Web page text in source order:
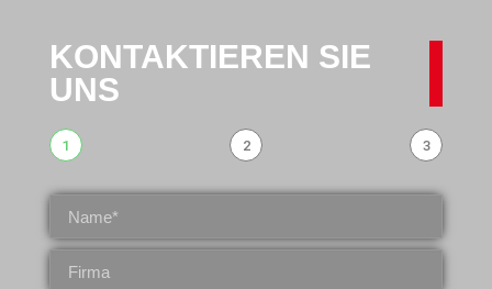
KONTAKTIEREN SIE
UNS
1 2 3